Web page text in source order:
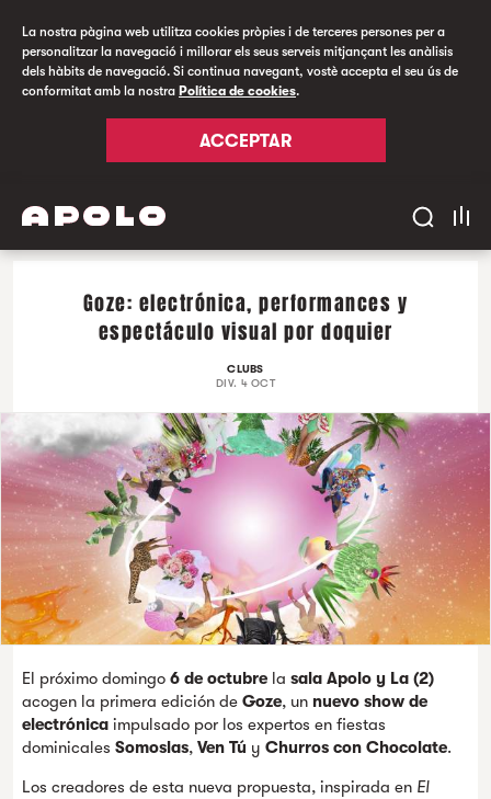
La nostra pàgina web utilitza cookies pròpies i de terceres persones per a
personalitzar la navegació i millorar els seus serveis mitjançant les anàlisis
dels hàbits de navegació. Si continua navegant, vostè accepta el seu ús de
conformitat amb la nostra Política de cookies.
ACCEPTAR
Goze: electrónica, performances y
espectáculo visual por doquier
CLUBS
DIV. 4 OCT
El próximo domingo 6 de octubre la sala Apolo y La (2)
acogen la primera edición de Goze, un nuevo show de
electrónica impulsado por los expertos en fiestas
dominicales Somoslas, Ven Tú y Churros con Chocolate.
Los creadores de esta nueva propuesta, inspirada en El